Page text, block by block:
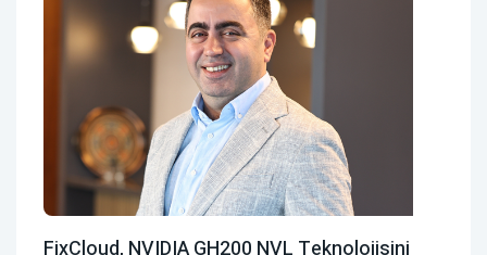
FixCloud, NVIDIA GH200 NVL Teknolojisini